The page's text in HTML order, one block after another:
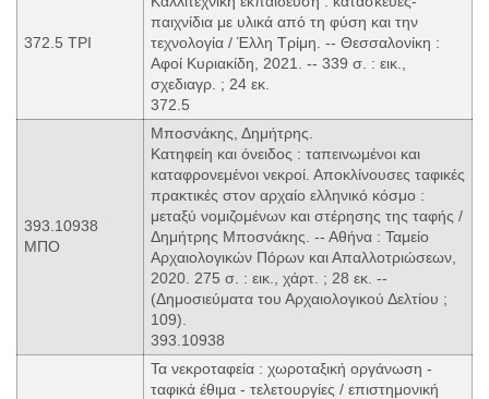
372.5 ΤΡΙ
παιχνίδια με υλικά από τη φύση και την
τεχνολογία / Έλλη Τρίμη. -- Θεσσαλονίκη :
Αφοί Κυριακίδη, 2021. -- 339 σ. : εικ.,
σχεδιαγρ. ; 24 εκ.
372.5
393.10938
ΜΠΟ
Μποσνάκης, Δημήτρης.
Κατηφείη και όνειδος : ταπεινωμένοι και
καταφρονεμένοι νεκροί. Αποκλίνουσες ταφικές
πρακτικές στον αρχαίο ελληνικό κόσμο :
μεταξύ νομιζομένων και στέρησης της ταφής /
Δημήτρης Μποσνάκης. -- Αθήνα : Ταμείο
Αρχαιολογικών Πόρων και Απαλλοτριώσεων,
2020. 275 σ. : εικ., χάρτ. ; 28 εκ. --
(Δημοσιεύματα του Αρχαιολογικού Δελτίου ;
109).
393.10938
Τα νεκροταφεία : χωροταξική οργάνωση -
ταφικά έθιμα - τελετουργίες / επιστημονική